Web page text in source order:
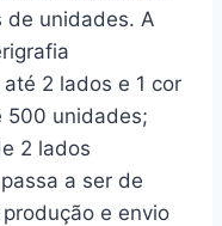
de unidades. A
2 lados e 1 cor
500 unidades;
2 lados
a ser de
e envio